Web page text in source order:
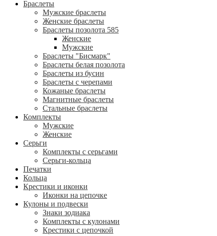
Браслеты
Мужские браслеты
Женские браслеты
Браслеты позолота 585
Женские
Мужские
Браслеты "Бисмарк"
Браслеты белая позолота
Браслеты из бусин
Браслеты с черепами
Кожаные браслеты
Магнитные браслеты
Стальные браслеты
Комплекты
Мужские
Женские
Серьги
Комплекты с серьгами
Серьги-кольца
Печатки
Кольца
Крестики и иконки
Иконки на цепочке
Кулоны и подвески
Знаки зодиака
Комплекты с кулонами
Крестики с цепочкой